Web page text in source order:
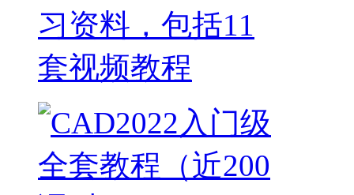
习资料，包括11
套视频教程